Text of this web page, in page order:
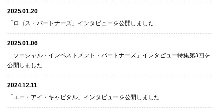
2025.01.20
「ロゴス・パートナーズ」インタビューを公開しました
2025.01.06
「ソーシャル・インベストメント・パートナーズ」インタビュー特集第3回を
公開しました
2024.12.11
「エー・アイ・キャピタル」インタビューを公開しました